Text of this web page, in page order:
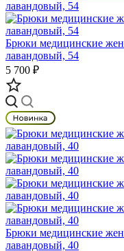
Брюки медицинские
лавандовый, 54
5 700 ₽
Брюки медицинские
лавандовый, 40